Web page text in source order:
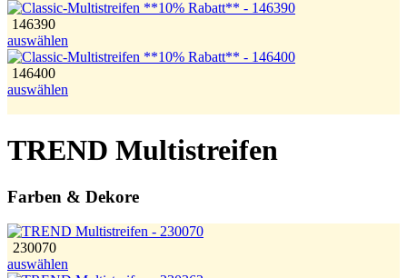
146390
auswählen
146400
auswählen
TREND Multistreifen
Farben & Dekore
230070
auswählen